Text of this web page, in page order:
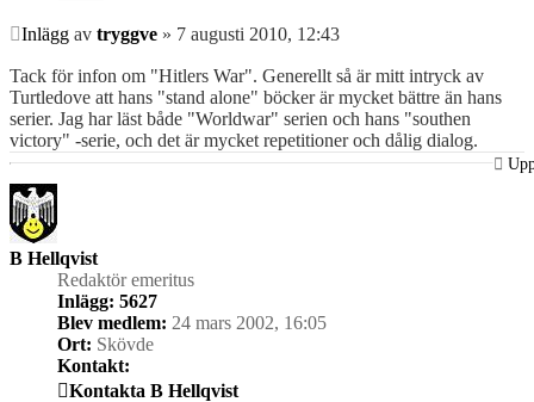
Inlägg av tryggve » 7 augusti 2010, 12:43
Tack för infon om "Hitlers War". Generellt så är mitt intryck av
Turtledove att hans "stand alone" böcker är mycket bättre än hans
serier. Jag har läst både "Worldwar" serien och hans "southen
victory" -serie, och det är mycket repetitioner och dålig dialog.
B Hellqvist
Redaktör emeritus
Inlägg: 5627
Blev medlem: 24 mars 2002, 16:05
Ort: Skövde
Kontakt:
Kontakta B Hellqvist